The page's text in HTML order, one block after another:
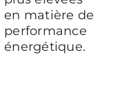
en matière de
performance
énergétique.